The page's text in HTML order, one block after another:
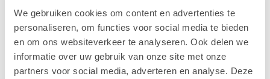
We gebruiken cookies om content en advertenties te
personaliseren, om functies voor social media te bieden
en om ons websiteverkeer te analyseren. Ook delen we
informatie over uw gebruik van onze site met onze
partners voor social media, adverteren en analyse. Deze